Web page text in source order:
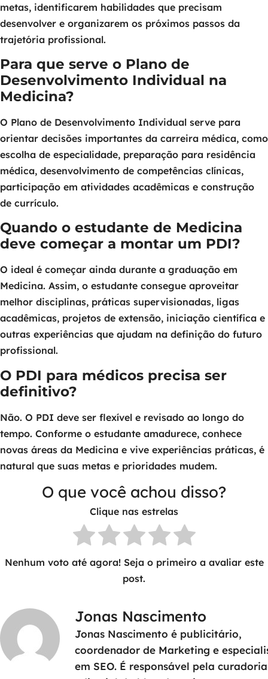
metas, identificarem habilidades que precisam
desenvolver e organizarem os próximos passos da
trajetória profissional.
Para que serve o Plano de
Desenvolvimento Individual na
Medicina?
O Plano de Desenvolvimento Individual serve para
orientar decisões importantes da carreira médica, como
escolha de especialidade, preparação para residência
médica, desenvolvimento de competências clínicas,
participação em atividades acadêmicas e construção
de currículo.
Quando o estudante de Medicina
deve começar a montar um PDI?
O ideal é começar ainda durante a graduação em
Medicina. Assim, o estudante consegue aproveitar
melhor disciplinas, práticas supervisionadas, ligas
acadêmicas, projetos de extensão, iniciação científica e
outras experiências que ajudam na definição do futuro
profissional.
O PDI para médicos precisa ser
definitivo?
Não. O PDI deve ser flexível e revisado ao longo do
tempo. Conforme o estudante amadurece, conhece
novas áreas da Medicina e vive experiências práticas, é
natural que suas metas e prioridades mudem.
O que você achou disso?
Clique nas estrelas
Nenhum voto até agora! Seja o primeiro a avaliar este
post.
Jonas Nascimento
Jonas Nascimento é publicitário,
coordenador de Marketing e
em SEO. É responsável pela curadoria